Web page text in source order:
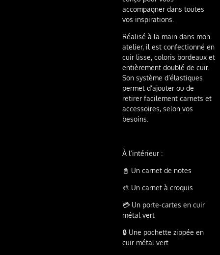
accompagner dans toutes
vos inspirations.
Réalisé à la main dans mon
atelier, il est confectionné en
cuir lisse, coloris bordeaux et
entièrement doublé de cuir.
Son système d’élastiques
permet d’ajouter ou de
retirer facilement carnets et
accessoires, selon vos
besoins.
À l’intérieur :
📓 Un carnet de notes
🎨 Un carnet à croquis
💳 Un porte-cartes en cuir
métal vert
🔒 Une pochette zippée en
cuir métal vert